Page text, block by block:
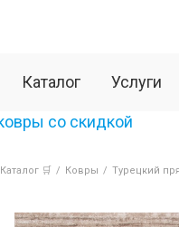
Каталог Услуги
Каталог 🛒 / Ковры / Турецкий